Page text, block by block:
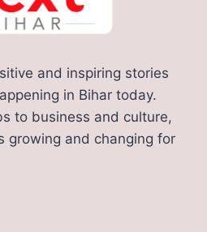
and inspiring stories
in Bihar today.
to business and culture,
growing and changing for